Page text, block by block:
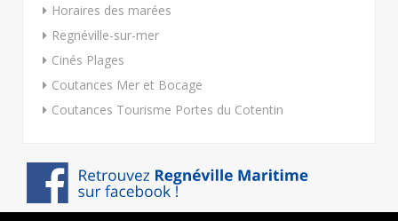
Horaires des marées
Regnéville-sur-mer
Cinés Plages
Coutances Mer et Bocage
Coutances Tourisme Portes du Cotentin